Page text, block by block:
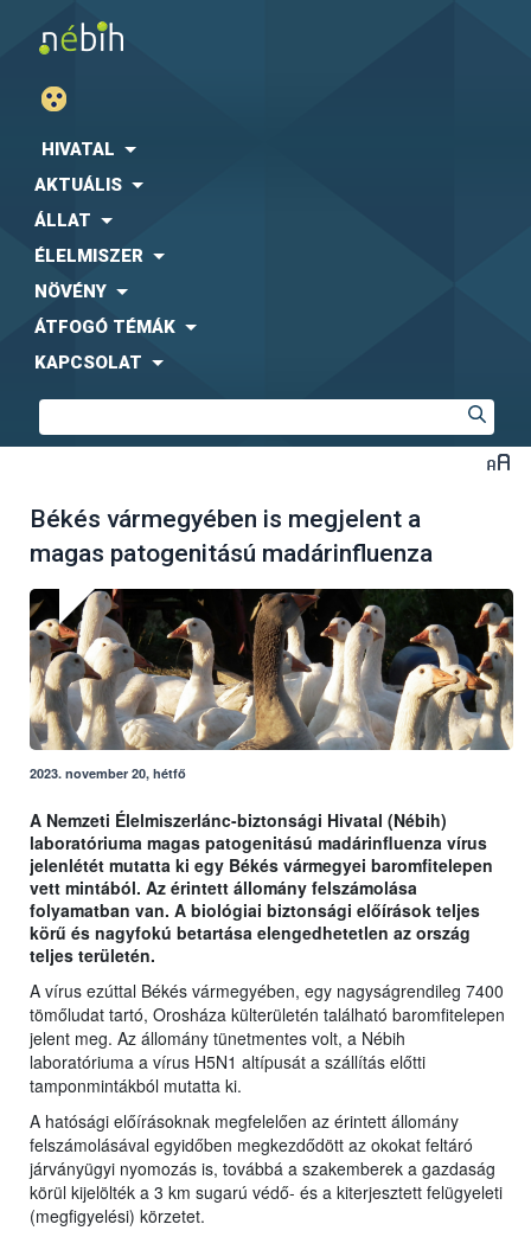
HIVATAL
AKTUÁLIS
ÁLLAT
ÉLELMISZER
NÖVÉNY
ÁTFOGÓ TÉMÁK
KAPCSOLAT
Békés vármegyében is megjelent a
magas patogenitású madárinfluenza
2023. november 20, hétfő
A Nemzeti Élelmiszerlánc-biztonsági Hivatal (Nébih)
laboratóriuma magas patogenitású madárinfluenza vírus
jelenlétét mutatta ki egy Békés vármegyei baromfitelepen
vett mintából. Az érintett állomány felszámolása
folyamatban van. A biológiai biztonsági előírások teljes
körű és nagyfokú betartása elengedhetetlen az ország
teljes területén.
A vírus ezúttal Békés vármegyében, egy nagyságrendileg 7400
tömőludat tartó, Orosháza külterületén található baromfitelepen
jelent meg. Az állomány tünetmentes volt, a Nébih
laboratóriuma a vírus H5N1 altípusát a szállítás előtti
tamponmintákból mutatta ki.
A hatósági előírásoknak megfelelően az érintett állomány
felszámolásával egyidőben megkezdődött az okokat feltáró
járványügyi nyomozás is, továbbá a szakemberek a gazdaság
körül kijelölték a 3 km sugarú védő- és a kiterjesztett felügyeleti
(megfigyelési) körzetet.